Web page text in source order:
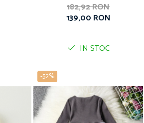
182,92 RON
139,00 RON
IN STOC
-52%